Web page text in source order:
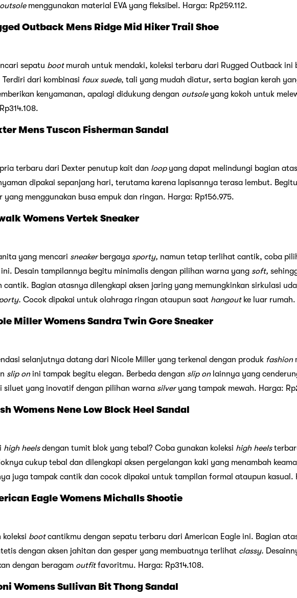
outsole menggunakan material EVA yang fleksibel. Harga: Rp259.112.
Outback Mens Ridge Mid Hiker Trail Shoe
sepatu boot murah untuk mendaki, koleksi terbaru dari Rugged Outback ini
dari kombinasi faux suede, tali yang mudah diatur, serta bagian kerah
kenyamanan, apalagi didukung dengan outsoleyang kokoh untuk
Mens Tuscon Fisherman Sandal
terbaru dari Dexter penutup kait dan loop yang dapat melindungi bagian
dipakai sepanjang hari, terutama karena lapisannya terasa lembut.
yang menggunakan busa empuk dan ringan. Harga: Rp156.975.
Womens Vertek Sneaker
yang mencari sneaker bergaya sporty, namun tetap terlihat cantik, coba
Desain tampilannya begitu minimalis dengan pilihan warna yang soft,
cantik. Bagian atasnya dilengkapi aksen jaring yang memungkinkan sirkulasi
Cocok dipakai untuk olahraga ringan ataupun saat hangout ke luar
Miller Womens Sandra Twin Gore Sneaker
selanjutnya datang dari Nicole Miller yang terkenal dengan produk fashion
slip onini tampak begitu elegan. Berbeda dengan slip on lainnya yang
siluet yang inovatif dengan pilihan warna silveryang tampak mewah. Harga:
Womens Nene Low Block Heel Sandal
high heelsdengan tumit blok yang tebal? Coba gunakan koleksi high heels
cukup tebal dan dilengkapi aksen pergelangan kaki yang menambah
juga tampak cantik dan cocok dipakai untuk tampilan formal ataupun kasual.
Eagle Womens Michalls Shootie
koleksi bootcantikmu dengan sepatu terbaru dari American Eagle ini. Bagian
dengan aksen jahitan dan gesper yang membuatnya terlihat classy.
dengan beragam outfitfavoritmu. Harga: Rp314.108.
Womens Sullivan Bit Thong Sandal